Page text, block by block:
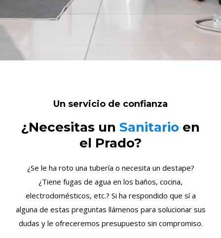
Un servicio de confianza
¿Necesitas un Sanitario en
el Prado?
¿Se le ha roto una tubería o necesita un destape?
¿Tiene fugas de agua en los baños, cocina,
electrodomésticos, etc.? Si ha respondido que sí a
alguna de estas preguntas llámenos para solucionar sus
dudas y le ofreceremos presupuesto sin compromiso.